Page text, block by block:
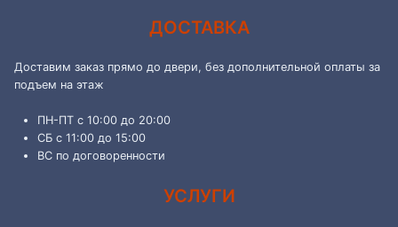
ДОСТАВКА
Доставим заказ прямо до двери, без дополнительной оплаты за
подъем на этаж
ПН-ПТ с 10:00 до 20:00
СБ с 11:00 до 15:00
ВС по договоренности
УСЛУГИ